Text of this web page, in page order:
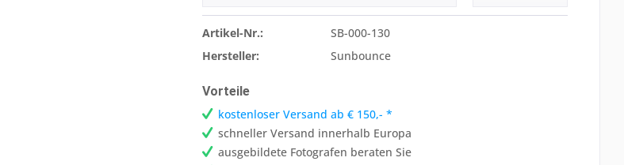
Artikel-Nr.:
SB-000-130
Hersteller:
Sunbounce
Vorteile
kostenloser Versand ab € 150,- *
schneller Versand innerhalb Europa
ausgebildete Fotografen beraten Sie